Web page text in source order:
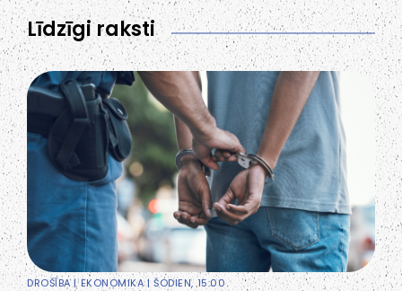
Līdzīgi raksti
DROŠĪBA|EKONOMIKA| ŠODIEN, 15:00